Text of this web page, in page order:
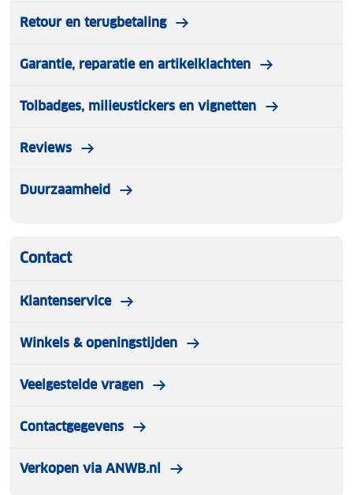
Retour en terugbetaling
Garantie, reparatie en artikelklachten
Tolbadges, milieustickers en vignetten
Reviews
Duurzaamheid
Contact
Klantenservice
Winkels & openingstijden
Veelgestelde vragen
Contactgegevens
Verkopen via ANWB.nl